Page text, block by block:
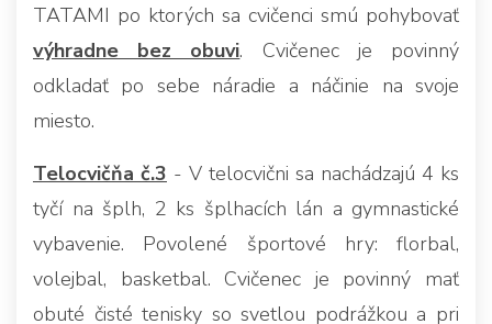
TATAMI po ktorých sa cvičenci smú pohybovať
výhradne bez obuvi. Cvičenec je povinný
odkladať po sebe náradie a náčinie na svoje
miesto.
Telocvičňa č.3 - V telocvični sa nachádzajú 4 ks
tyčí na šplh, 2 ks šplhacích lán a gymnastické
vybavenie. Povolené športové hry: florbal,
volejbal, basketbal. Cvičenec je povinný mať
obuté čisté tenisky so svetlou podrážkou a pri